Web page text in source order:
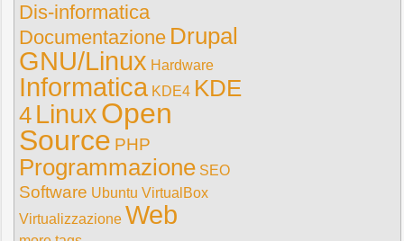
Dis-informatica
Documentazione Drupal
GNU/Linux Hardware
Informatica KDE4 KDE
4 LinuxOpen
Source PHP
Programmazione SEO
Software Ubuntu VirtualBox
Virtualizzazione Web